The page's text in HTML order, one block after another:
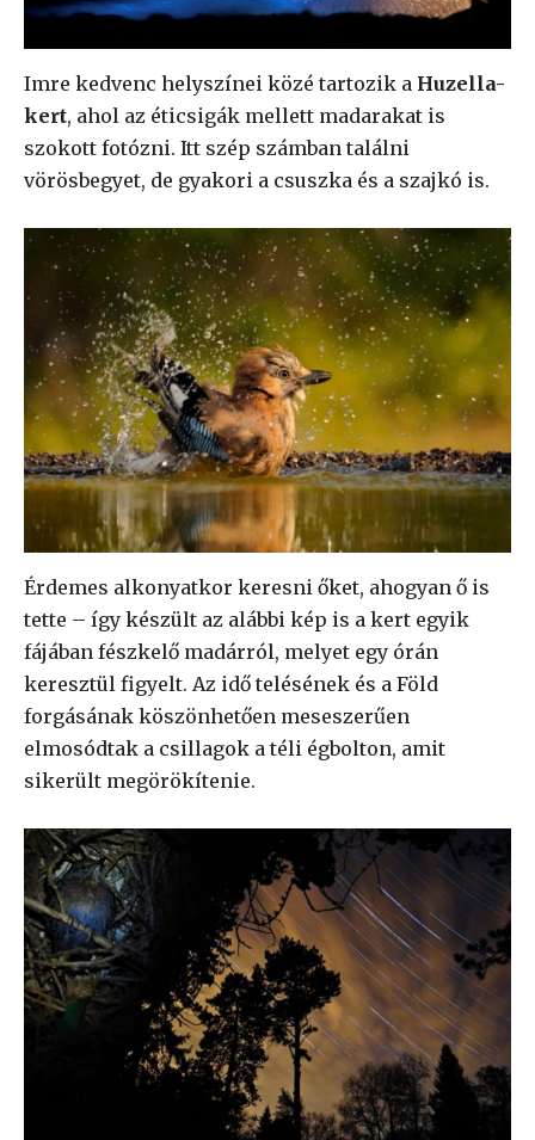
Imre kedvenc helyszínei közé tartozik a Huzella-
kert, ahol az éticsigák mellett madarakat is
szokott fotózni. Itt szép számban találni
vörösbegyet, de gyakori a csuszka és a szajkó is.
Érdemes alkonyatkor keresni őket, ahogyan ő is
tette – így készült az alábbi kép is a kert egyik
fájában fészkelő madárról, melyet egy órán
keresztül figyelt. Az idő telésének és a Föld
forgásának köszönhetően meseszerűen
elmosódtak a csillagok a téli égbolton, amit
sikerült megörökítenie.